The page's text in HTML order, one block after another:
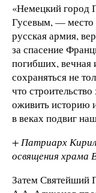
«Немецкий город
Гусевым, — место
русская армия,
за спасение
погибших, вечная
сохраняться не
что
оживить историю
в веках подвиг
+ Патриарх
освящения храма
Затем Святейший